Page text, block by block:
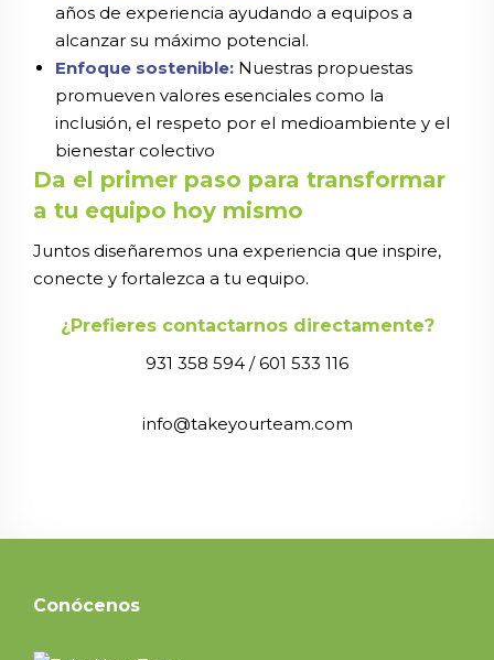
años de experiencia ayudando a equipos a
alcanzar su máximo potencial.
Enfoque sostenible: Nuestras propuestas
promueven valores esenciales como la
inclusión, el respeto por el medioambiente y el
bienestar colectivo
Da el primer paso para transformar
a tu equipo hoy mismo
Juntos diseñaremos una experiencia que inspire,
conecte y fortalezca a tu equipo.
¿Prefieres contactarnos directamente?
931 358 594 / 601 533 116
info@takeyourteam.com
Conócenos